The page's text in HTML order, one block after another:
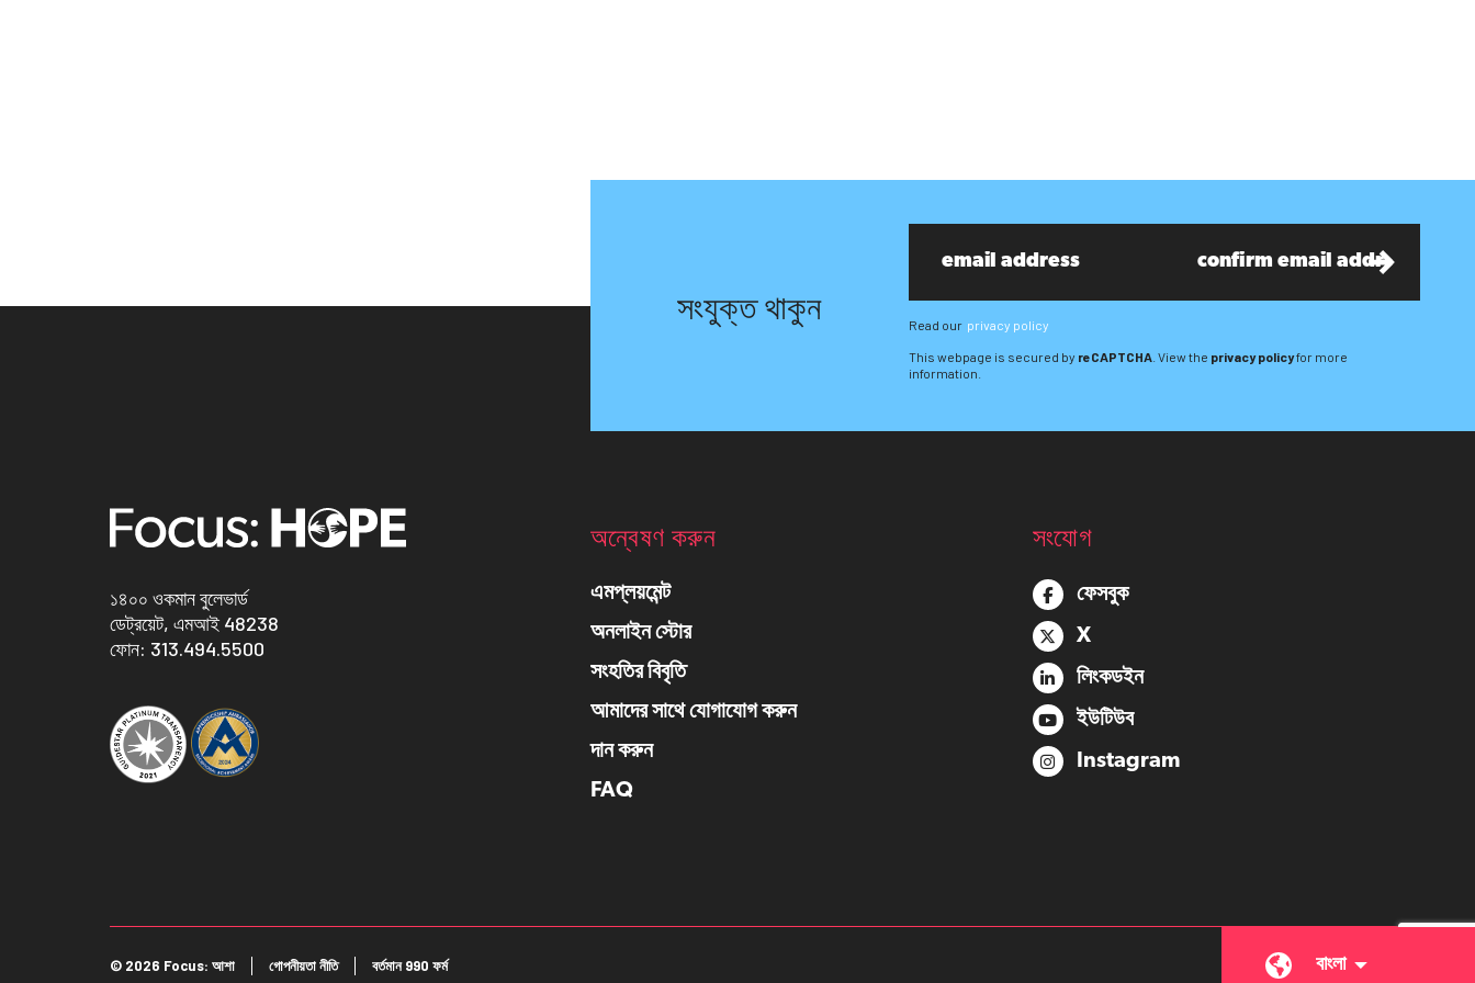
সংযুক্ত থাকুন Read our privacy policy
This webpage is secured by reCAPTCHA. View the privacy policyfor more
information.
১৪০০ ওকমান বুলেভার্ড
ডেট্রয়েট, এমআই 48238
ফোন: 313.494.5500
অন্বেষণ করুন
এমপ্লয়মেন্ট
অনলাইন স্টোর
সংহতির বিবৃতি
আমাদের সাথে যোগাযোগ করুন
দান করুন
FAQ
সংযোগ
ফেসবুক
X
লিংকডইন
ইউটিউব
Instagram
© 2026 Focus: আশা গোপনীয়তা নীতি বর্তমান 990 ফর্ম বাংলা